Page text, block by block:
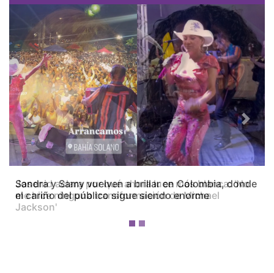
Josenid aclara por qué ahora luce más blanca: 'No
me hice ninguna transformación de Michael
Jackson'
Previous Next